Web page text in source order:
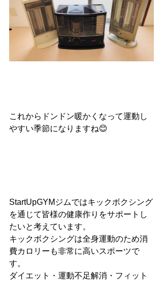
これからドンドン暖かくなって運動し
やすい季節になりますね😊
StartUpGYMジムではキックボクシング
を通じて皆様の健康作りをサポートし
たいと考えています。
キックボクシングは全身運動のため消
費カロリーも非常に高いスポーツで
す。
ダイエット・運動不足解消・フィット